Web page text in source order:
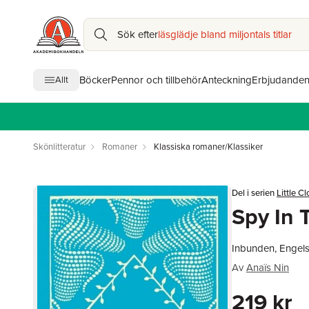
Sök efterläsglädje bland miljontals titlar
Allt BöckerPennor och tillbehörAnteckningErbjudanden
Skönlitteratur Romaner Klassiska romaner/Klassiker
Del i serien Little
Spy In
Inbunden,
AvAnaïs Nin
219 kr